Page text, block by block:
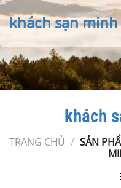
khách sạn
khách
TRANG CHỦ / SẢN